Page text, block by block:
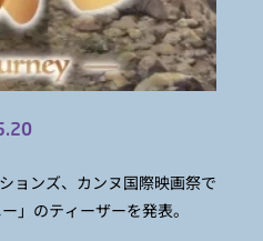
ョンズ、カンヌ国際映画祭で
」のティーザーを発表。